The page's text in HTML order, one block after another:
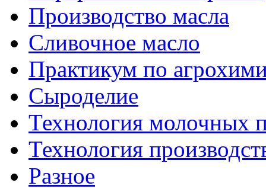
Производство масла
Сливочное масло
Практикум по
Сыроделие
Технология молочных
Технология
Разное